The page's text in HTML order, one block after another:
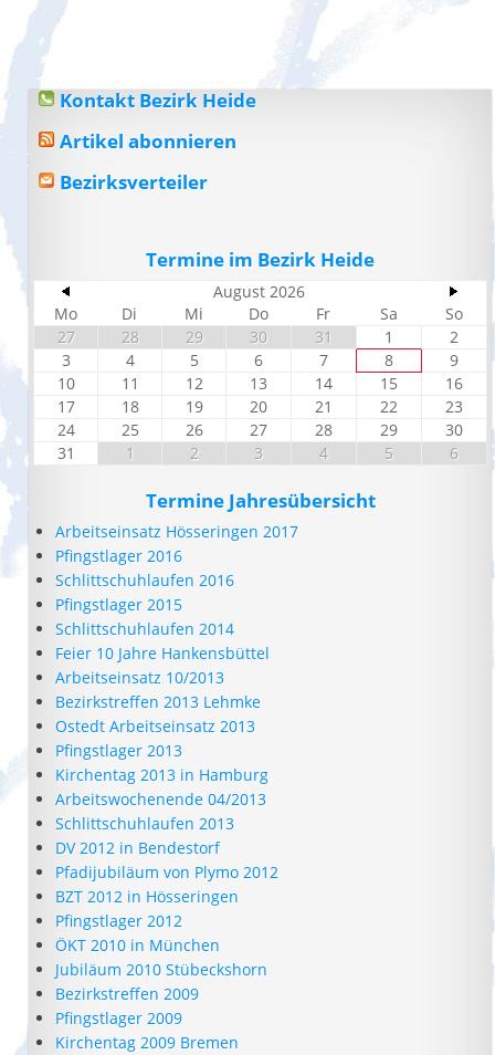
Kontakt Bezirk Heide
Artikel abonnieren
Bezirksverteiler
Termine im Bezirk Heide
August 2026
Mo
Di Mi Do Fr Sa
So
27
28 29 30 31 1
2
3
4 5 6 7 8
9
10
11 12 13 14 15
16
17
18 19 20 21 22
23
24
25 26 27 28 29
30
31
1 2 3 4 5 6
Termine Jahresübersicht
Arbeitseinsatz Hösseringen 2017
Pfingstlager 2016
Schlittschuhlaufen 2016
Pfingstlager 2015
Schlittschuhlaufen 2014
Feier 10 Jahre Hankensbüttel
Arbeitseinsatz 10/2013
Bezirkstreffen 2013 Lehmke
Ostedt Arbeitseinsatz 2013
Pfingstlager 2013
Kirchentag 2013 in Hamburg
Arbeitswochenende 04/2013
Schlittschuhlaufen 2013
DV 2012 in Bendestorf
Pfadijubiläum von Plymo 2012
BZT 2012 in Hösseringen
Pfingstlager 2012
ÖKT 2010 in München
Jubiläum 2010 Stübeckshorn
Bezirkstreffen 2009
Pfingstlager 2009
Kirchentag 2009 Bremen